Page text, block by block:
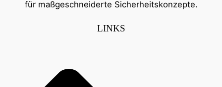
für maßgeschneiderte Sicherheitskonzepte.
LINKS